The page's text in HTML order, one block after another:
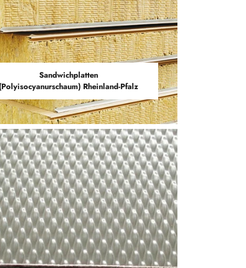
Sandwichplatten
(Polyisocyanurschaum) Rheinland-Pfalz